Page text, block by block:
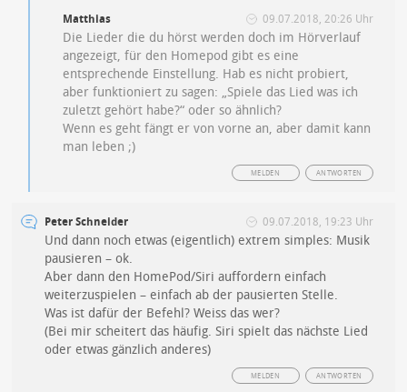
Matthias 09.07.2018, 20:26 Uhr
Die Lieder die du hörst werden doch im Hörverlauf
angezeigt, für den Homepod gibt es eine
entsprechende Einstellung. Hab es nicht probiert,
aber funktioniert zu sagen: „Spiele das Lied was ich
zuletzt gehört habe?“ oder so ähnlich?
Wenn es geht fängt er von vorne an, aber damit kann
man leben ;)
ANTWORTEN
MELDEN
Peter Schneider 09.07.2018, 19:23 Uhr
Und dann noch etwas (eigentlich) extrem simples: Musik
pausieren – ok.
Aber dann den HomePod/Siri auffordern einfach
weiterzuspielen – einfach ab der pausierten Stelle.
Was ist dafür der Befehl? Weiss das wer?
(Bei mir scheitert das häufig. Siri spielt das nächste Lied
oder etwas gänzlich anderes)
ANTWORTEN
MELDEN